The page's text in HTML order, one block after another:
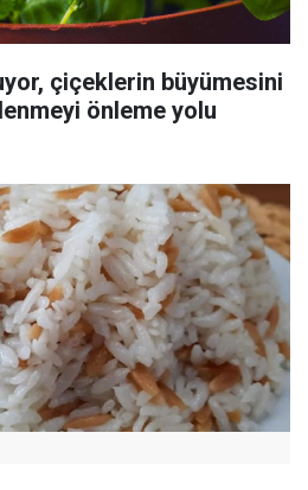
çiçeklerin büyümesini
önleme yolu